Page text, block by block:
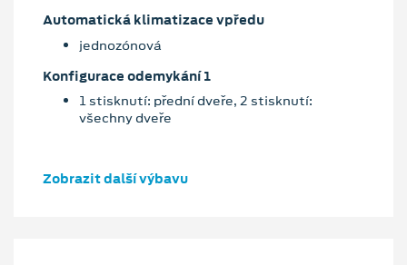
Automatická klimatizace vpředu
jednozónová
Konfigurace odemykání 1
1 stisknutí: přední dveře, 2 stisknutí:
všechny dveře
Zobrazit další výbavu